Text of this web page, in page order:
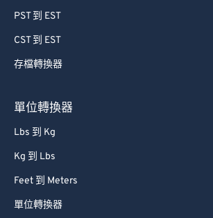
PST 到 EST
CST 到 EST
存檔轉換器
單位轉換器
Lbs 到 Kg
Kg 到 Lbs
Feet 到 Meters
單位轉換器